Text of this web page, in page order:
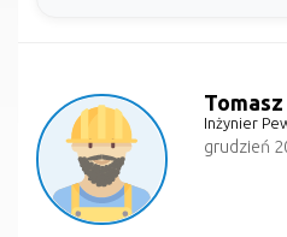
Tomasz
Inżynier
grudzień